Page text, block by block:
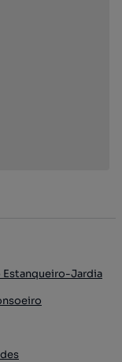
Jardia